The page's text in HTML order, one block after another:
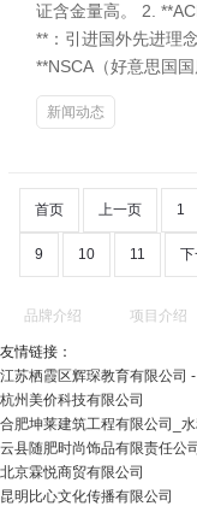
证含金量高。 2.
**：引进国外先进理
**NSCA（好意思国
新闻动态
首页 上一页 1
9 10 11
品牌介绍 项目介绍
友情链接：
江苏栖霞区辉琛教育有限公司
杭州美价科技有限公司
合肥坤莱建筑工程有限公司_
云县随肥时尚饰品有限责任公司
北京霖悦商贸有限公司
昆明比心文化传播有限公司